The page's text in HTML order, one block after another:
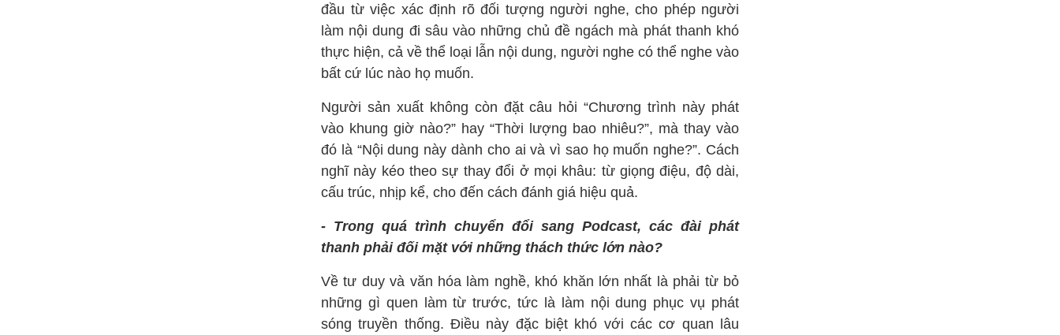
đầu từ việc xác định rõ đối tượng người nghe, cho phép người
làm nội dung đi sâu vào những chủ đề ngách mà phát thanh khó
thực hiện, cả về thể loại lẫn nội dung, người nghe có thể nghe vào
bất cứ lúc nào họ muốn.
Người sản xuất không còn đặt câu hỏi “Chương trình này phát
vào khung giờ nào?” hay “Thời lượng bao nhiêu?”, mà thay vào
đó là “Nội dung này dành cho ai và vì sao họ muốn nghe?”. Cách
nghĩ này kéo theo sự thay đổi ở mọi khâu: từ giọng điệu, độ dài,
cấu trúc, nhịp kể, cho đến cách đánh giá hiệu quả.
- Trong quá trình chuyển đổi sang Podcast, các đài phát
thanh phải đối mặt với những thách thức lớn nào?
Về tư duy và văn hóa làm nghề, khó khăn lớn nhất là phải từ bỏ
những gì quen làm từ trước, tức là làm nội dung phục vụ phát
sóng truyền thống. Điều này đặc biệt khó với các cơ quan lâu